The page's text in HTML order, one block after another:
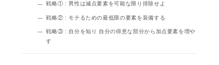
戦略① : 男性は減点要素を可能な限り排除せよ
戦略② : モテるための最低限の要素を装備する
戦略③ : 自分を知り 自分の得意な部分から加点要素を増や
す